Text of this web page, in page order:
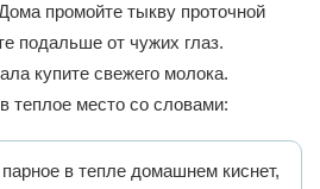
промойте тыкву проточной
подальше от чужих глаз.
купите свежего молока.
теплое место со словами:
в тепле домашнем киснет,